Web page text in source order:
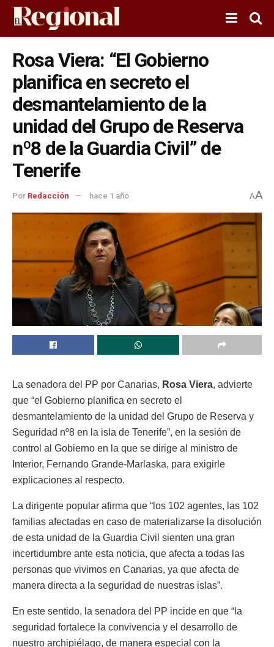
Rosa Viera: “El Gobierno
planifica en secreto el
desmantelamiento de la
unidad del Grupo de Reserva
nº8 de la Guardia Civil” de
Tenerife
Por Redacción hace 1 año AA
La senadora del PP por Canarias, Rosa Viera, advierte
que “el Gobierno planifica en secreto el
desmantelamiento de la unidad del Grupo de Reserva y
Seguridad nº8 en la isla de Tenerife”, en la sesión de
control al Gobierno en la que se dirige al ministro de
Interior, Fernando Grande-Marlaska, para exigirle
explicaciones al respecto.
La dirigente popular afirma que “los 102 agentes, las 102
familias afectadas en caso de materializarse la disolución
de esta unidad de la Guardia Civil sienten una gran
incertidumbre ante esta noticia, que afecta a todas las
personas que vivimos en Canarias, ya que afecta de
manera directa a la seguridad de nuestras islas”.
En este sentido, la senadora del PP incide en que “la
seguridad fortalece la convivencia y el desarrollo de
nuestro archipiélago, de manera especial con la